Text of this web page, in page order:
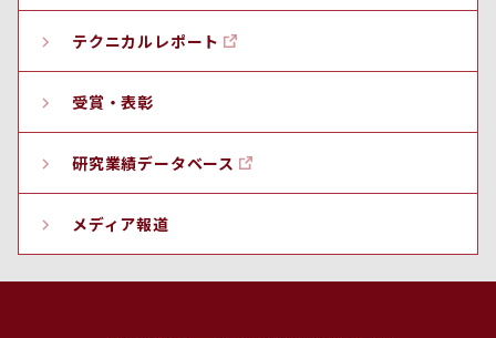
テクニカルレポート
受賞・表彰
研究業績データベース
メディア報道